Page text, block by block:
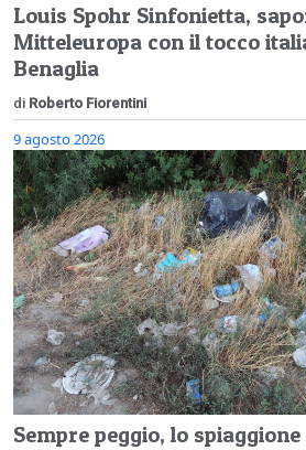
Louis Spohr Sinfonietta,
Mitteleuropa con il tocco
Benaglia
di Roberto Fiorentini
9 agosto 2026
Sempre peggio, lo